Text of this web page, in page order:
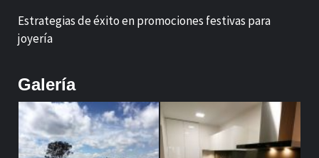
Estrategias de éxito en promociones festivas para
joyería
Galería